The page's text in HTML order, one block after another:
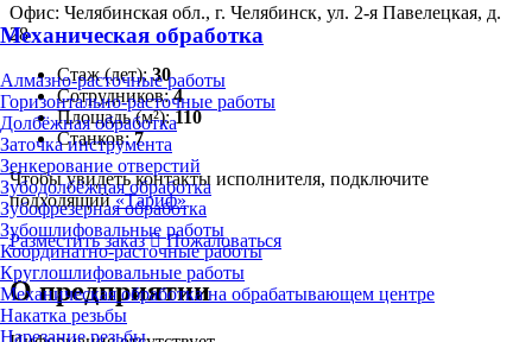
Механическая обработка
Алмазно-расточные работы
Горизонтально-расточные работы
Долбёжная обработка
Заточка инструмента
Зенкерование отверстий
Зубодолбёжная обработка
Зубофрезерная обработка
Зубошлифовальные работы
Координатно-расточные работы
Круглошлифовальные работы
Механическая обработка на обрабатывающем центре
Накатка резьбы
Нарезание резьбы
Офис: Челябинская обл., г. Челябинск, ул. 2-я Павелецкая, д.
28
Стаж (лет):30
Сотрудников:4
Площадь (м²):110
Станков:7
Чтобы увидеть контакты исполнителя, подключите
подходящий«Тариф»
Разместить заказ
Пожаловаться
О предприятии